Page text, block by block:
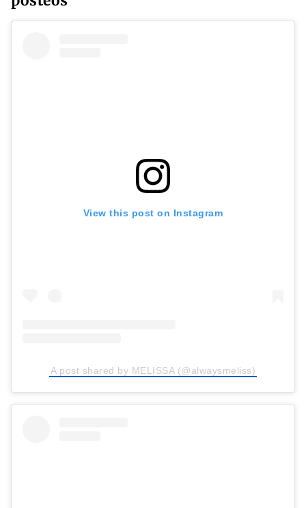
View this post on Instagram
A post shared by MELISSA (@alwaysmeliss)